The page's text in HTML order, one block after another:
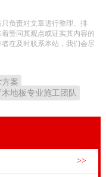
极主动产品研发新
馆和造型艺术演出
，清洁地板，之后
使用羊毛钢刷。而
负责对文章进行整理、排
赞同其观点或证实其内容的
在及时联系本站，我们会尽
案
地板专业施工团队
>>